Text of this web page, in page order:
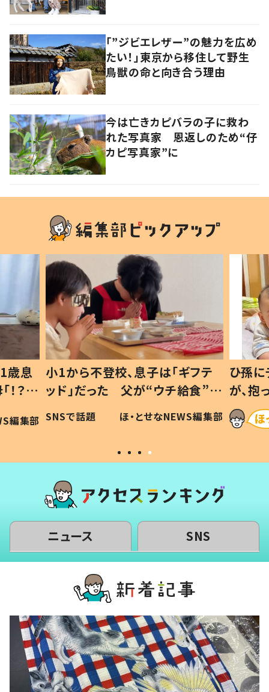
「”ジビエレザー”の魅力を広め
たい！」東京から移住して野生
鳥獣の命と向き合う理由
今は亡きカピバラの子に救わ
れた写真家 恩返しのため“仔
カピ写真家”に
歳息
？」
編集部
小1から不登校、息子は「ギフテ
ッド」だった 父が“ウチ給食”を
作り続ける理由とは #令和の親
#令和の子
SNSで話題 ほ・とせなNEWS編集部
ひ孫
が、
「涙が
い」
ニュース SNS